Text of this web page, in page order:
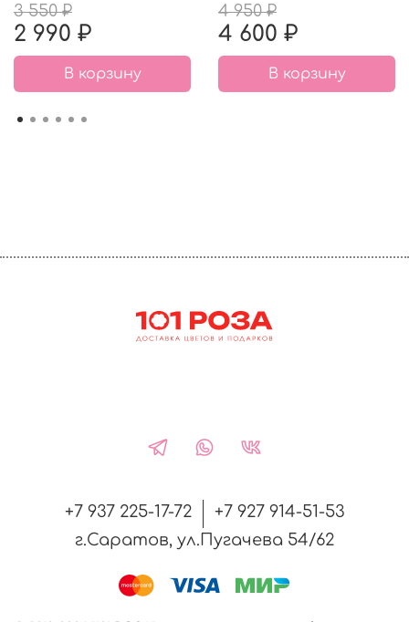
3 550 ₽
2 990 ₽
В корзину
4 950 ₽
4 600 ₽
В корзину
+7 937 225-17-72
+7 927 914-51-53
г.Саратов, ул.Пугачева 54/62